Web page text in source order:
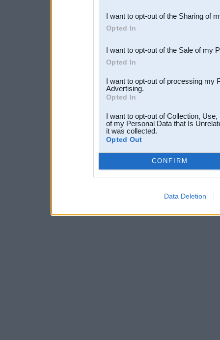
Downstream Participants
third parties.
I want to opt-out of the Sharing of
Opted In
I want to opt-out of the Sale of my
Opted In
I want to opt-out of processing my
Advertising.
Opted In
I want to opt-out of Collection,
of my Personal Data that Is
it was collected.
Opted Out
CONFIRM
Data Deletion